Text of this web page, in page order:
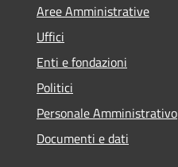
Aree Amministrative
Uffici
Enti e fondazioni
Politici
Personale Amministrativo
Documenti e dati